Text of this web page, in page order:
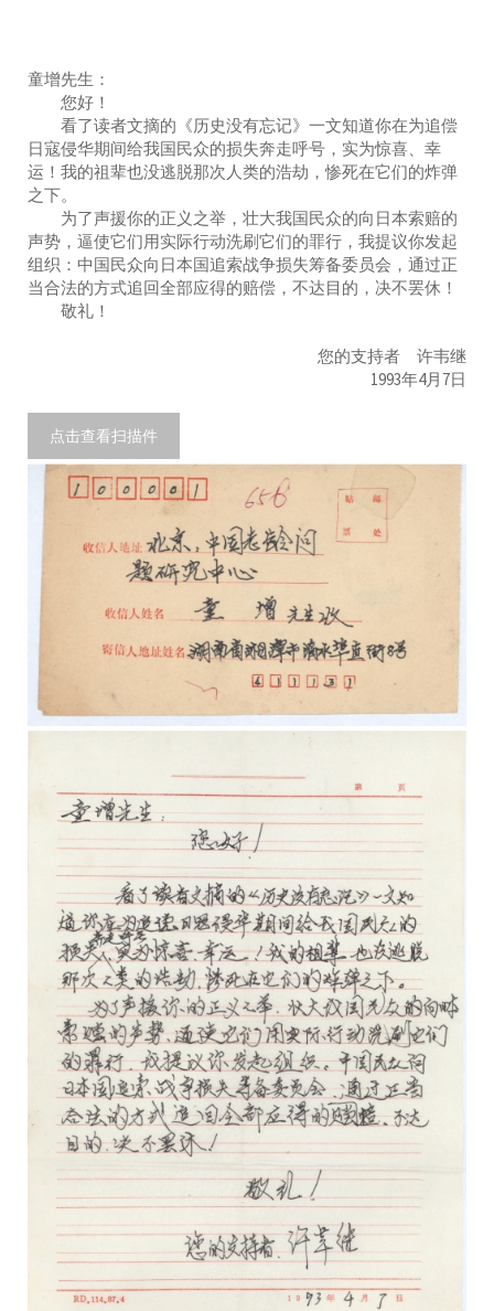
童增先生：
您好！
看了读者文摘的《历史没有忘记》一文知道你在为追偿
日寇侵华期间给我国民众的损失奔走呼号，实为惊喜、幸
运！我的祖辈也没逃脱那次人类的浩劫，惨死在它们的炸弹
之下。
为了声援你的正义之举，壮大我国民众的向日本索赔的
声势，逼使它们用实际行动洗刷它们的罪行，我提议你发起
组织：中国民众向日本国追索战争损失筹备委员会，通过正
当合法的方式追回全部应得的赔偿，不达目的，决不罢休！
敬礼！
您的支持者 许韦继
1993年4月7日